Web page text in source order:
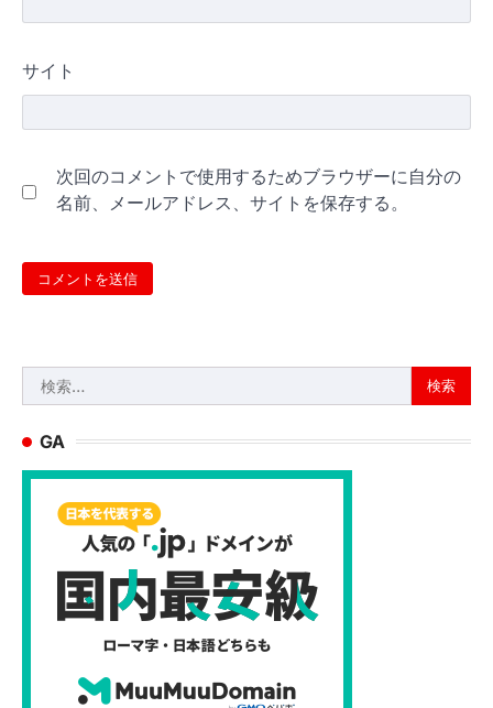
サイト
次回のコメントで使用するためブラウザーに自分の
名前、メールアドレス、サイトを保存する。
索:
GA